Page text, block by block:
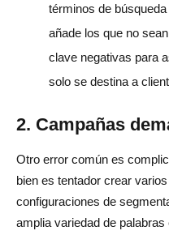
términos de
añade los que no
clave negativas para
solo se destina a
2. Campañas
Otro error común es
bien es tentador crear
configuraciones de
amplia variedad de